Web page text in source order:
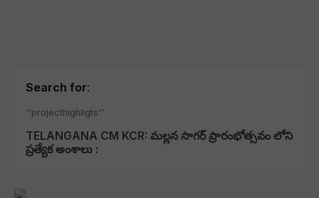
Search for:
projecthighligts
TELANGANA CM KCR: మల్లన సాగర్ ప్రారంభోత్సవం లోని
ప్రత్యేక అంశాలు :